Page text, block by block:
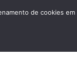
de cookies